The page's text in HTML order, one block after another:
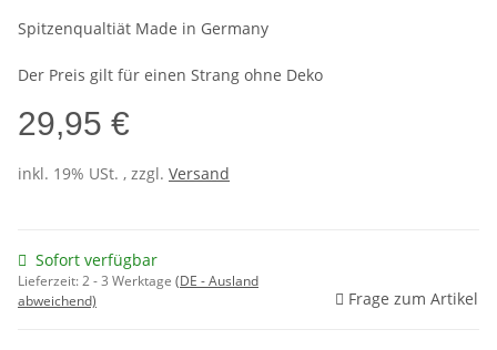
Spitzenqualtiät Made in Germany
Der Preis gilt für einen Strang ohne Deko
29,95 €
inkl. 19% USt. , zzgl. Versand
Sofort verfügbar
Lieferzeit:2 - 3 Werktage (DE - Ausland
abweichend)
Frage zum Artikel